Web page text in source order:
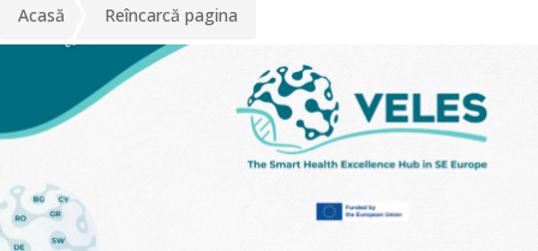
Acasă Reîncarcă pagina